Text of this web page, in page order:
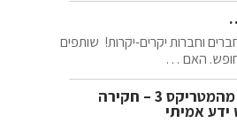
וחברות יקרים-יקרות! שותפים
האם …
לצאת מהמטריקס 3 – חקירה
ידע אמיתי